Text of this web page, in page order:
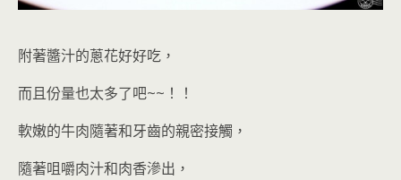
附著醬汁的蔥花好好吃，
而且份量也太多了吧~~！！
軟嫩的牛肉隨著和牙齒的親密接觸，
隨著咀嚼肉汁和肉香滲出，